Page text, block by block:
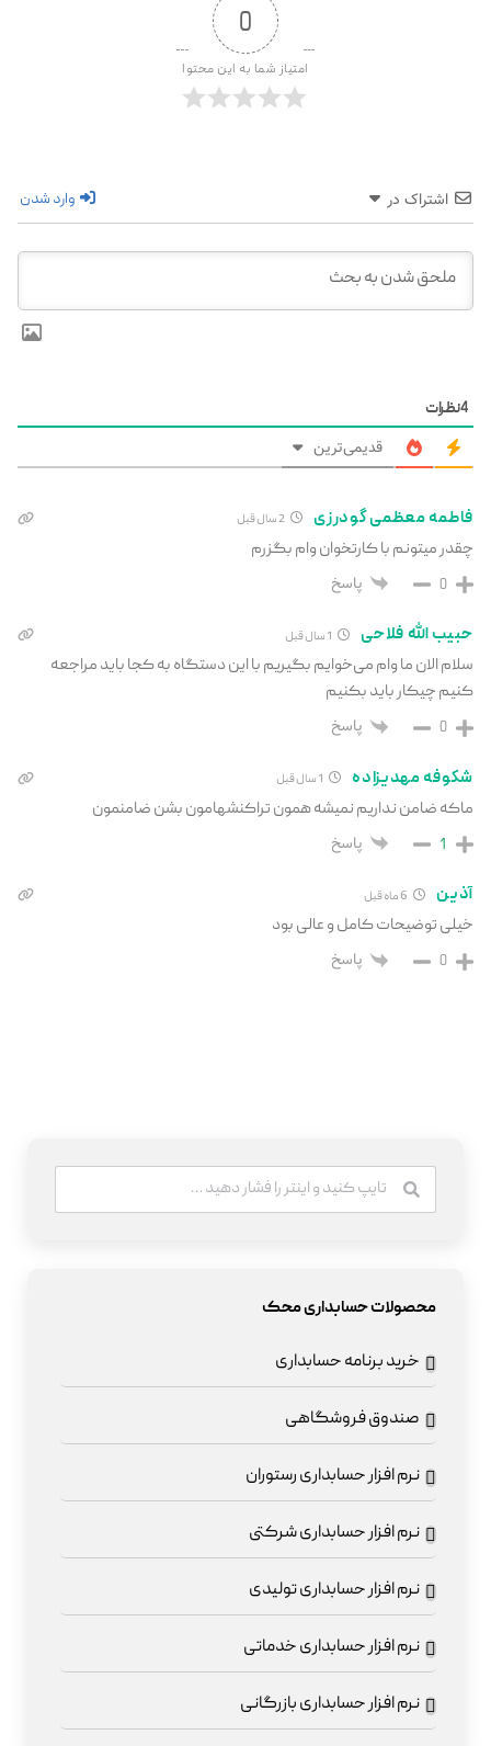
0
امتیاز شما به این محتوا
اشتراک در وارد شدن
4نظرات
قدیمی‌ترین
فاطمه معظمی گودرزی
چقدر میتونم با کارتخوان وام بگزرم
0 پاسخ
حبیب الله فلاحی
سلام الان ما وام می‌خوایم بگیریم با این دستگاه به کجا باید مراجعه
کنیم چیکار باید بکنیم
0 پاسخ
شکوفه مهدیزاده
ماکه ضامن نداریم نمیشه همون تراکنشهامون بشن ضامنمون
1 پاسخ
آذین
خیلی توضیحات کامل و عالی بود
0 پاسخ
محصولات حسابداری محک
خرید برنامه حسابداری
صندوق فروشگاهی
نرم افزار حسابداری رستوران
نرم افزار حسابداری شرکتی
نرم افزار حسابداری تولیدی
نرم افزار حسابداری خدماتی
نرم افزار حسابداری بازرگانی